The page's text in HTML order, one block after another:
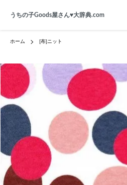
うちの子Goods屋さん♥︎大辞典.com
ホーム [布]ニット